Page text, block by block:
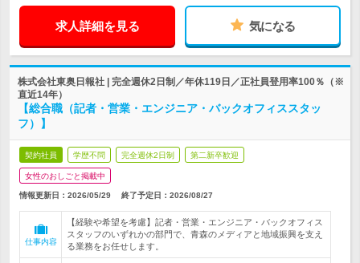
求人詳細を見る 気になる
株式会社東奥日報社 | 完全週休2日制／年休119日／正社員登用率100％（※
直近14年）
【総合職（記者・営業・エンジニア・バックオフィススタッ
フ）】
契約社員 学歴不問 完全週休2日制 第二新卒歓迎
女性のおしごと掲載中
情報更新日：2026/05/29 終了予定日： 2026/08/27
仕事内容
【経験や希望を考慮】記者・営業・エンジニア・バックオフィス
スタッフのいずれかの部門で、青森のメディアと地域振興を支え
る業務をお任せします。